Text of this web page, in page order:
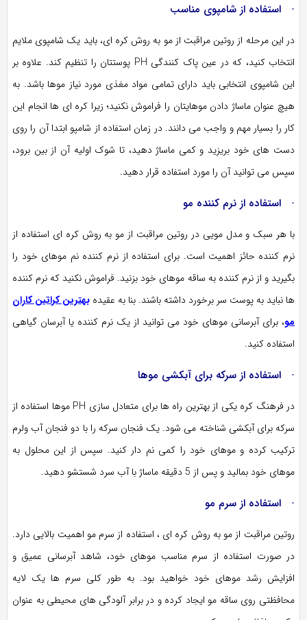
· استفاده از شامپوی مناسب
در این مرحله از روتین مراقبت از مو به روش کره ای، باید یک شامپوی ملایم
انتخاب کنید، که در عین پاک کنندگی PH پوستتان را تنظیم کند. علاوه بر
این شامپوی انتخابی باید دارای تمامی مواد مغذی مورد نیاز موها باشد. به
هیچ عنوان ماساژ دادن موهایتان را فراموش نکنید؛ زیرا کره ای ها انجام این
کار را بسیار مهم و واجب می دانند. در زمان استفاده از شامپو ابتدا آن را روی
دست های خود بریزید و کمی ماساژ دهید، تا شوک اولیه آن از بین برود،
سپس می توانید آن را مورد استفاده قرار دهید.
· استفاده از نرم کننده مو
با هر سبک و مدل مویی در روتین مراقبت از مو به روش کره ای استفاده از
نرم کننده حائز اهمیت است. برای استفاده از نرم کننده نم موهای خود را
بگیرید و از نرم کننده به ساقه موهای خود بزنید. فراموش نکنید که نرم کننده
ها نباید به پوست سر برخورد داشته باشند. بنا به عقیده بهترین کراتین کاران
مو، برای آبرسانی موهای خود می توانید از یک نرم کننده یا آبرسان گیاهی
استفاده کنید.
· استفاده از سرکه برای آبکشی موها
در فرهنگ کره یکی از بهترین راه ها برای متعادل سازی PH موها استفاده از
سرکه برای آبکشی شناخته می شود. یک فنجان سرکه را با دو فنجان آب ولرم
ترکیب کرده و موهای خود را کمی نم دار کنید. سپس از این محلول به
موهای خود بمالید و پس از 5 دقیقه ماساژ با آب سرد شستشو دهید.
· استفاده از سرم مو
روتین مراقبت از مو به روش کره ای ، استفاده از سرم مو اهمیت بالایی دارد.
در صورت استفاده از سرم مناسب موهای خود، شاهد آبرسانی عمیق و
افزایش رشد موهای خود خواهید بود. به طور کلی سرم ها یک لایه
محافظتی روی ساقه مو ایجاد کرده و در برابر آلودگی های محیطی به عنوان